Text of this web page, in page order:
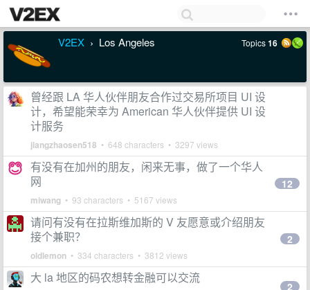
V2EX › Los Angeles Topics16
曾经跟 LA 华人伙伴朋友合作过交易所项目 UI 设
计，希望能荣幸为 American 华人伙伴提供 UI 设
计服务
jiangzhaosen518 • 648 characters • 3297 views
有没有在加州的朋友，闲来无事，做了一个华人
网
miwang • 93 characters • 5167 views
12
请问有没有在拉斯维加斯的 V 友愿意或介绍朋友
接个兼职？
oldlemon • 334 characters • 3812 views
2
大 la 地区的码农想转金融可以交流
2